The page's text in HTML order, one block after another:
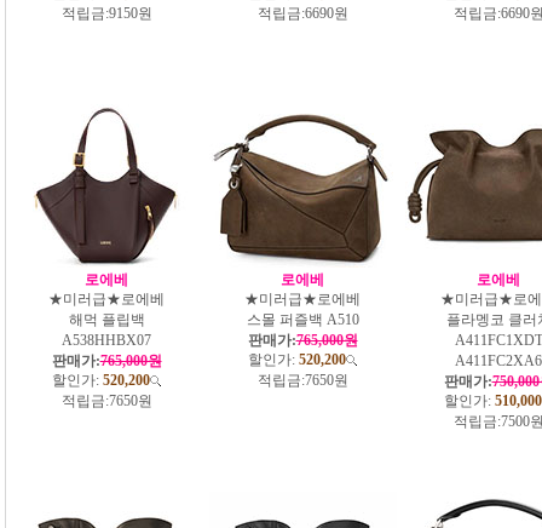
적립금:9150원
적립금:6690원
적립금:6690
로에베
★미러급★로에베
해먹 플립백
A538HHBX07
판매가:765,000원
할인가: 520,200
적립금:7650원
로에베
★미러급★로에베
스몰 퍼즐백 A510
판매가:765,000원
할인가: 520,200
적립금:7650원
로에베
★미러급★로
플라멩코 클러
A411FC1XDT
A411FC2XA6
판매가:
할인가: 510,000
적립금:7500